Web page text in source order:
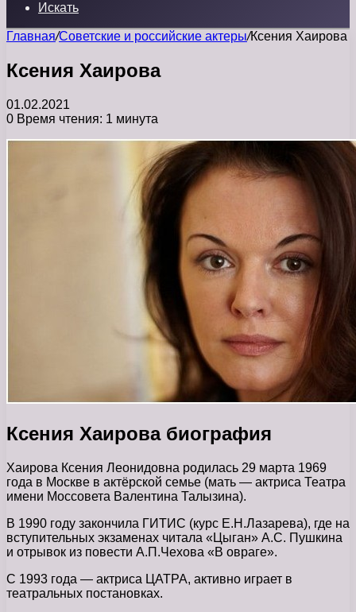
Искать
Главная/Советские и российские актеры/Ксения Хаирова
Ксения Хаирова
01.02.2021
0 Время чтения: 1 минута
Ксения Хаирова биография
Хаирова Ксения Леонидовна родилась 29 марта 1969
года в Москве в актёрской семье (мать — актриса Театра
имени Моссовета Валентина Талызина).
В 1990 году закончила ГИТИС (курс Е.Н.Лазарева), где на
вступительных экзаменах читала «Цыган» А.С. Пушкина
и отрывок из повести А.П.Чехова «В овраге».
С 1993 года — актриса ЦАТРА, активно играет в
театральных постановках.